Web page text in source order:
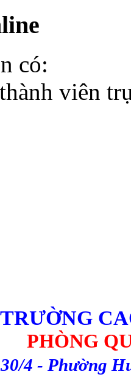
có:
viên
TRƯỜNG
PHÒNG
4 - Phường